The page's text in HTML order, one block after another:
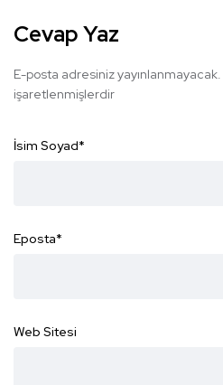
Cevap Yaz
E-posta adresiniz yayınlanmayacak.
işaretlenmişlerdir
İsim Soyad*
Eposta*
Web Sitesi